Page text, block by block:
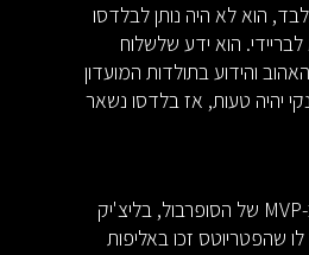
הוא לא היה נותן לבלדסו
הוא ידע שלשלוח
והידוע בתולדות המועדון
יהיה טעות, אז בלדסו נשאר
כשטום בריידי זכה ב-MVP של הסופרבול, בליצ'יק
לו שהפטריוטס זכו באליפות